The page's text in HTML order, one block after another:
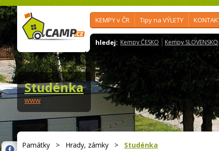
KEMPY v ČR Tipy na VÝLETY
hledej: Kempy ČESKO Kempy SLOVENSKO
Studénka
www
Památky > Hrady, zámky > Studénka